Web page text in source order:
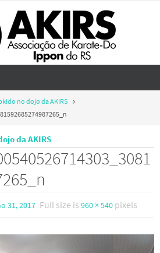
no dojo da AKIRS
da AKIRS
31, 2017 Full size is 960 × 540pixels